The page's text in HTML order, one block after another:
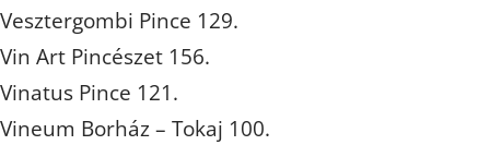
Vesztergombi Pince 129.
Vin Art Pincészet 156.
Vinatus Pince 121.
Vineum Borház – Tokaj 100.